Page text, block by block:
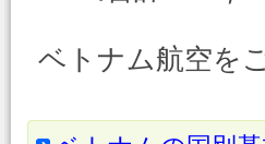
ベトナム航空を